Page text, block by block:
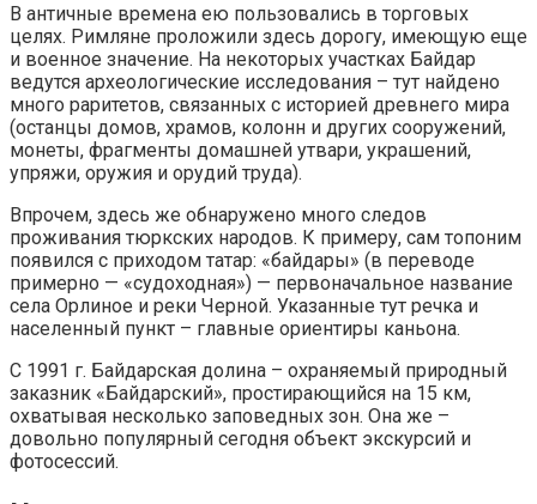
В античные времена ею пользовались в торговых
целях. Римляне проложили здесь дорогу, имеющую еще
и военное значение. На некоторых участках Байдар
ведутся археологические исследования – тут найдено
много раритетов, связанных с историей древнего мира
(останцы домов, храмов, колонн и других сооружений,
монеты, фрагменты домашней утвари, украшений,
упряжи, оружия и орудий труда).
Впрочем, здесь же обнаружено много следов
проживания тюркских народов. К примеру, сам топоним
появился с приходом татар: «байдары» (в переводе
примерно — «судоходная») — первоначальное название
села Орлиное и реки Черной. Указанные тут речка и
населенный пункт – главные ориентиры каньона.
С 1991 г. Байдарская долина – охраняемый природный
заказник «Байдарский», простирающийся на 15 км,
охватывая несколько заповедных зон. Она же –
довольно популярный сегодня объект экскурсий и
фотосессий.